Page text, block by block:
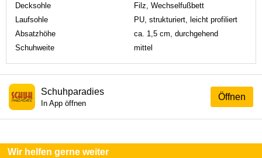
Decksohle
Filz, Wechselfußbett
Laufsohle
PU, strukturiert, leicht profiliert
Absatzhöhe
ca. 1,5 cm, durchgehend
Schuhweite
mittel
Öffnen
Schuhparadies
In App öffnen
Wir helfen gerne weiter